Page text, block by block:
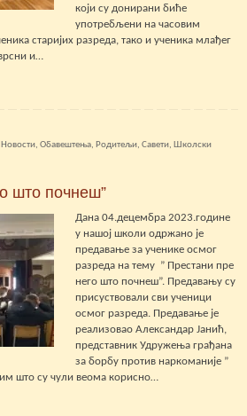
који су донирани биће
употребљени на часовим
старијих разреда, тако и ученика млађег
и…
Новости, Обавештења, Родитељи, Савети, Школски
што почнеш”
Дана 04.децембра 2023.године
у нашој школи одржано је
предавање за ученике осмог
разреда на тему ” Престани пре
него што почнеш”. Предавању су
присуствовали сви ученици
осмог разреда. Предавање је
реализовао Александар Јанић,
представник Удружења грађана
за борбу против наркоманије ”
што су чули веома корисно…